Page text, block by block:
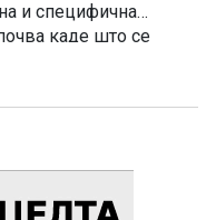
и специфична
каде што се
како збир на робови и
статија „Дали
Во неа Барбис